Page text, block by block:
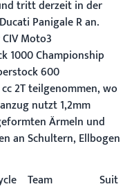
tritt derzeit in der
Panigale R an.
Moto3
1000 Championship
600
2T teilgenommen, wo
nutzt 1,2mm
Ärmeln und
an Schultern, Ellbogen
Team
Suit